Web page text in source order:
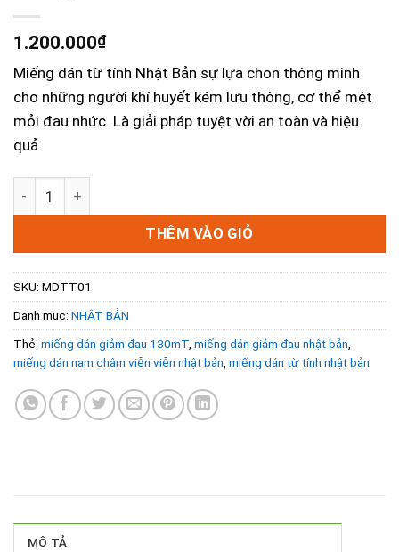
1.200.000₫
Miếng dán từ tính Nhật Bản sự lựa chon thông minh
cho những người khí huyết kém lưu thông, cơ thể mệt
mỏi đau nhức. Là giải pháp tuyệt vời an toàn và hiệu
quả
THÊM VÀO GIỎ
SKU: MDTT01
Danh mục: NHẬT BẢN
Thẻ: miếng dán giảm đau 130mT miếng dán giảm đau nhật bản
miếng dán nam châm viễn viễn nhật bản miếng dán từ tính nhật bản
MÔ TẢ